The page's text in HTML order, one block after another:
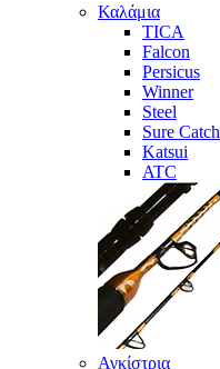
Καλάμια
TICA
Falcon
Persicus
Winner
Steel
Sure Catch
Katsui
ATC
Αγκίστρια